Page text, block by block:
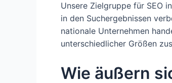
Unsere Zielgruppe für SEO
in den Suchergebnissen
nationale Unternehmen
unterschiedlicher Größen
Wie äußern